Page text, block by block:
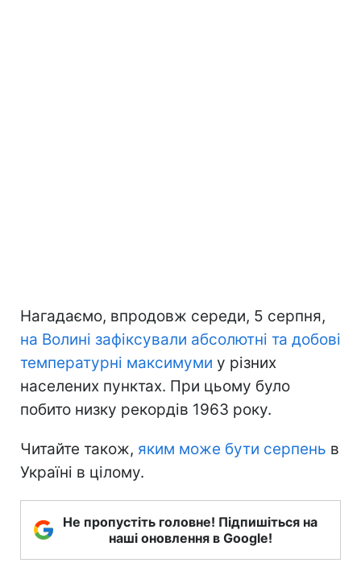
Нагадаємо, впродовж середи, 5 серпня,
на Волині зафіксували абсолютні та добові
температурні максимуми у різних
населених пунктах. При цьому було
побито низку рекордів 1963 року.
Читайте також, яким може бути серпень в
Україні в цілому.
Не пропустіть головне! Підпишіться на
наші оновлення в Google!